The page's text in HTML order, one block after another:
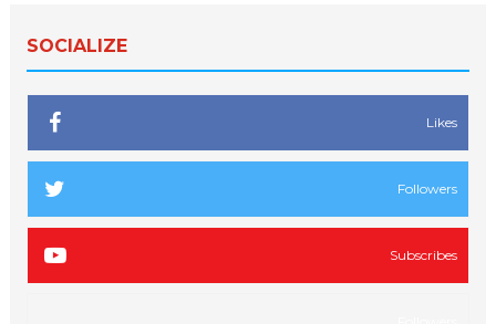
SOCIALIZE
Likes
Followers
Subscribes